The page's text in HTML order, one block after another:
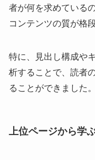
者が何を求めている
コンテンツの質が格
特に、見出し構成や
析することで、読者
ることができました。
上位ページから学